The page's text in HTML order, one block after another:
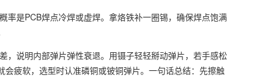
率是PCB焊点冷焊或虚焊。拿烙铁补一圈锡，确保焊点饱满
，说明内部弹片弹性衰退。用镊子轻轻掰动弹片，若手感松
疲软，选型时认准磷铜或铍铜弹片。一句话总结：先擦触